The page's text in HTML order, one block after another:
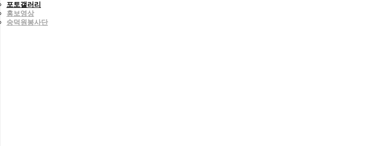
포토갤러리
홍보영상
숭덕원봉사단